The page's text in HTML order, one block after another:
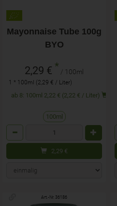
Mayonnaise Tube 100g
BYO
2,29 € * / 100ml
1 * 100ml (2,29 € / Liter)
ab 8: 100ml 2,22 € (2,22 € / Liter)
100ml
2,29 €
Art.-Nr. 36186